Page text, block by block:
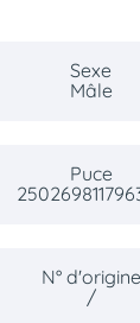
Sexe
Mâle
Puce
N° d'origine
/